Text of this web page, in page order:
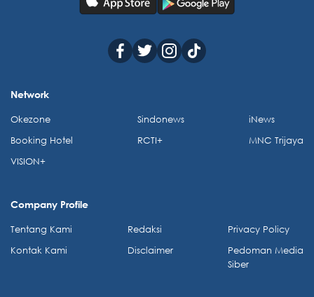
Network
Okezone
Booking Hotel
VISION+
Sindonews
RCTI+
iNews
MNC Trijaya
Company Profile
Tentang Kami
Kontak Kami
Redaksi
Disclaimer
Privacy Policy
Pedoman Media
Siber